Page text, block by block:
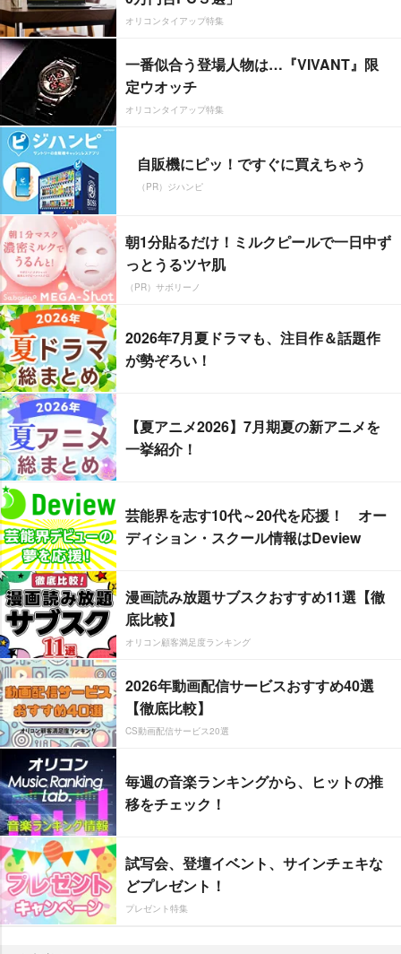
オリコンタイアップ特集
一番似合う登場人物は…『VIVANT』限
定ウオッチ
オリコンタイアップ特集
自販機にピッ！ですぐに買えちゃう
（PR）ジハンピ
朝1分貼るだけ！ミルクピールで一日中ず
っとうるツヤ肌
（PR）サボリーノ
2026年7月夏ドラマも、注目作＆話題作
が勢ぞろい！
【夏アニメ2026】7月期夏の新アニメを
一挙紹介！
芸能界を志す10代～20代を応援！ オー
ディション・スクール情報はDeview
漫画読み放題サブスクおすすめ11選【徹
底比較】
オリコン顧客満足度ランキング
2026年動画配信サービスおすすめ40選
【徹底比較】
CS動画配信サービス20選
毎週の音楽ランキングから、ヒットの推
移をチェック！
試写会、登壇イベント、サインチェキな
どプレゼント！
プレゼント特集